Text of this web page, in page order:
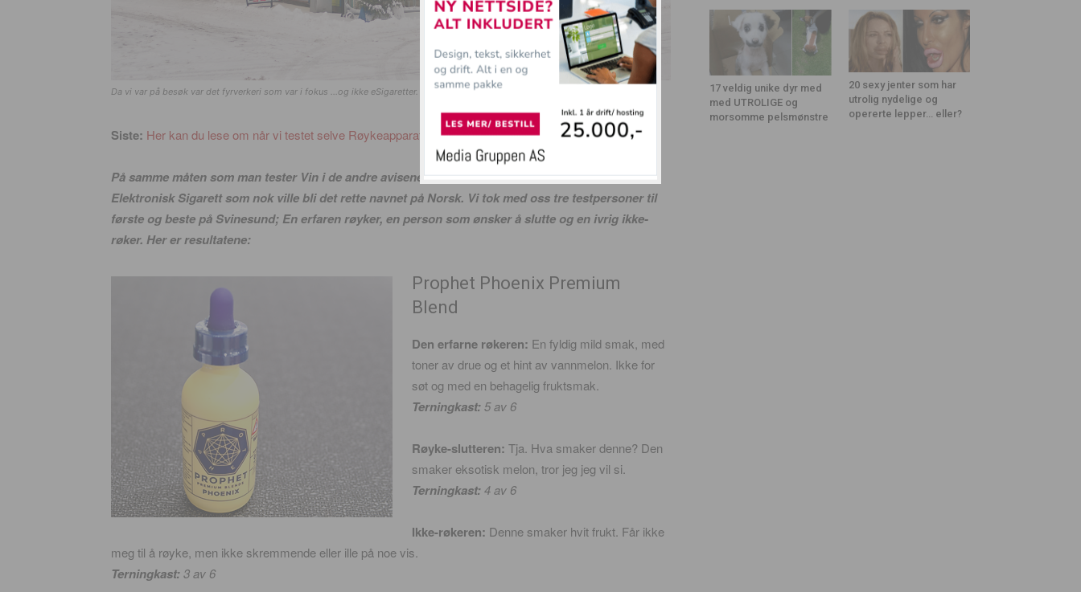
Da vi var på besøk var det fyrverkeri som var i fokus …og ikke eSigaretter.
Siste: Her kan du lese om når vi testet selve Røykeapparatene.
På samme måten som man tester Vin i de andre avisene, har vi testet nikotinfri eCigg, eller
Elektronisk Sigarett som nok ville bli det rette navnet på Norsk. Vi tok med oss tre testpersoner til
første og beste på Svinesund; En erfaren røyker, en person som ønsker å slutte og en ivrig ikke-
røker. Her er resultatene:
Prophet Phoenix Premium
Blend
Den erfarne røkeren: En fyldig mild smak, med
toner av drue og et hint av vannmelon. Ikke for
søt og med en behagelig fruktsmak.
Terningkast:5av 6
Røyke-slutteren: Tja. Hva smaker denne? Den
smaker eksotisk melon, tror jeg jeg vil si.
Terningkast:4 av 6
Ikke-røkeren: Denne smaker hvit frukt. Får ikke
meg til å røyke, men ikke skremmende eller ille på noe vis.
Terningkast:3 av 6
17 veldig unike dyr med
med UTROLIGE og
morsomme pelsmønstre
20 sexy jenter som har
utrolig nydelige og
opererte lepper… eller?